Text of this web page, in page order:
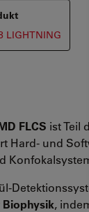
LIGHTNING
FLCS ist Teil
Hard- und
Biophysik,